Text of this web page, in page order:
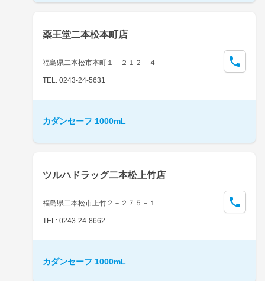
薬王堂二本松本町店
福島県二本松市本町１－２１２－４
TEL: 0243-24-5631
カダンセーフ 1000mL
ツルハドラッグ二本松上竹店
福島県二本松市上竹２－２７５－１
TEL: 0243-24-8662
カダンセーフ 1000mL